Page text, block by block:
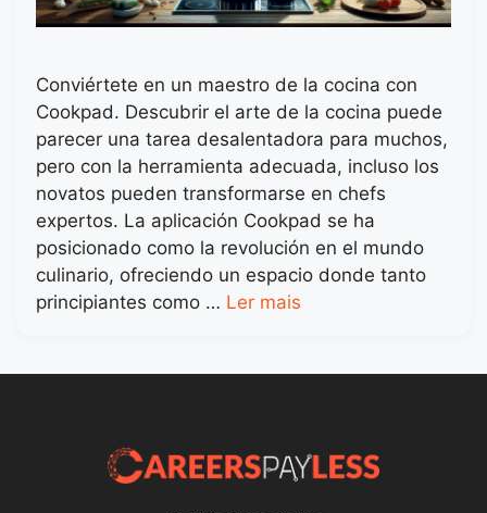
Conviértete en un maestro de la cocina con
Cookpad. Descubrir el arte de la cocina puede
parecer una tarea desalentadora para muchos,
pero con la herramienta adecuada, incluso los
novatos pueden transformarse en chefs
expertos. La aplicación Cookpad se ha
posicionado como la revolución en el mundo
culinario, ofreciendo un espacio donde tanto
principiantes como … Ler mais